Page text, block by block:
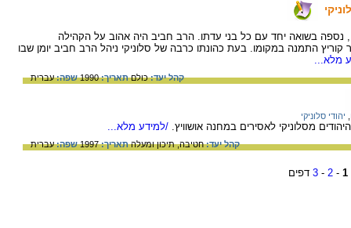
נספה בשואה יחד עם כל בני עדתו. הרב חביב היה אהוב על הקהילה
התמנה במקומו. בעת כהונתו כרבה של סלוניקי ניהל הרב חביב יומן שבו
מלא...
קהל יעד:כולםתאריך:1990 שפה:עברית
יהודי סלוניקי
מסלוניקי לאסירים במחנה אושוויץ. /למידע מלא...
קהל יעד:חטיבה,תיכון ומעלהתאריך:1997 שפה:עברית
1
-
2
-
3 דפים